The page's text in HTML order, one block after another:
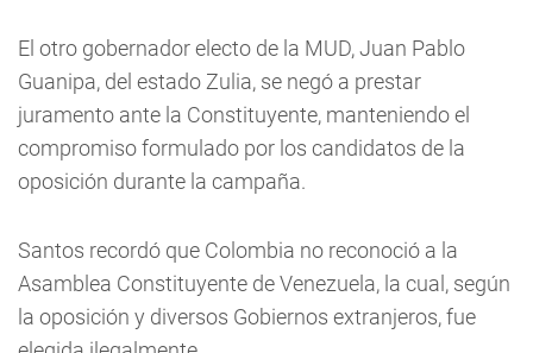
El otro gobernador electo de la MUD, Juan Pablo
Guanipa, del estado Zulia, se negó a prestar
juramento ante la Constituyente, manteniendo el
compromiso formulado por los candidatos de la
oposición durante la campaña.
Santos recordó que Colombia no reconoció a la
Asamblea Constituyente de Venezuela, la cual, según
la oposición y diversos Gobiernos extranjeros, fue